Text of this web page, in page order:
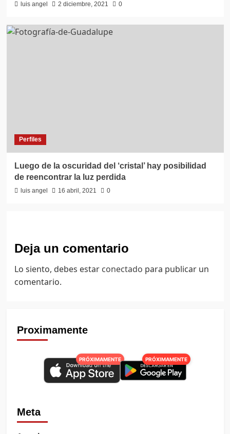
luis angel 2 diciembre, 2021 0
Perfiles
Luego de la oscuridad del ‘cristal’ hay posibilidad
de reencontrar la luz perdida
luis angel 16 abril, 2021 0
Deja un comentario
Lo siento, debes estar conectado para publicar un
comentario.
Proximamente
PRÓXIMAMENTE PRÓXIMAMENTE
Meta